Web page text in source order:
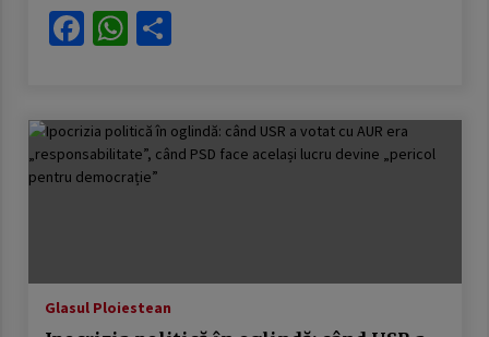
Facebook
WhatsApp
Partajează
Glasul Ploiestean